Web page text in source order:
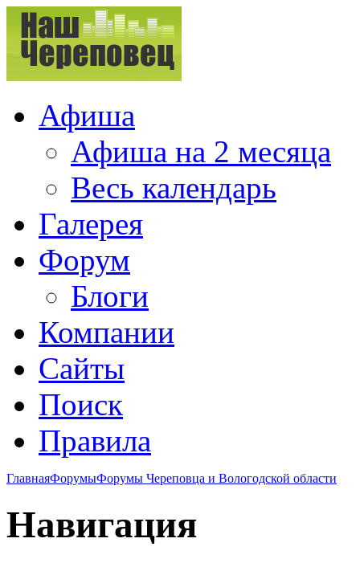
Афиша
Афиша на 2 месяца
Весь календарь
Галерея
Форум
Блоги
Компании
Сайты
Поиск
Правила
ГлавнаяФорумыФорумы Череповца и Вологодской области
Навигация